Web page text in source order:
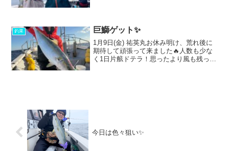
ラサ...
釣果 巨鰤ゲット✨
1月9日(金) 祐英丸お休み明け、荒れ後に
期待して頑張って来ました🔥人数も少な
く1日片舷ドテラ！思ったより風も残って
今日は色々狙い✨